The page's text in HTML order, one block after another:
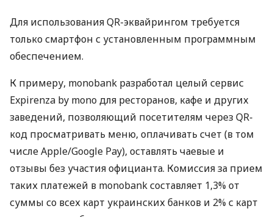
Для использования QR-эквайрингом требуется
только смартфон с установленным программным
обеспечением.
К примеру, monobank разработал целый сервис
Expirenza by mono для ресторанов, кафе и других
заведений, позволяющий посетителям через QR-
код просматривать меню, оплачивать счет (в том
числе Apple/Google Pay), оставлять чаевые и
отзывы без участия официанта. Комиссия за прием
таких платежей в monobank составляет 1,3% от
суммы со всех карт украинских банков и 2% с карт